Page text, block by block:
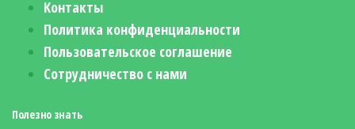
Контакты
Политика конфиденциальности
Пользовательское соглашение
Сотрудничество с нами
Полезно знать